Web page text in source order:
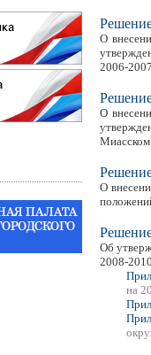
О
2006-
О
Миасском
О
Об
2008-
на